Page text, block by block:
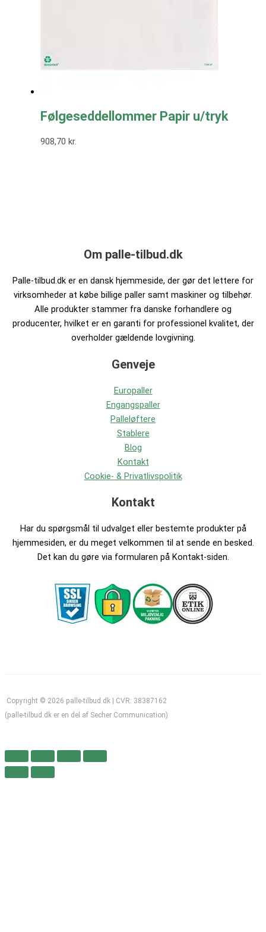
Følgeseddellommer Papir u/tryk
908,70 kr.
Om palle-tilbud.dk
Palle-tilbud.dk er en dansk hjemmeside, der gør det lettere for
virksomheder at købe billige paller samt maskiner og tilbehør.
Alle produkter stammer fra danske forhandlere og
producenter, hvilket er en garanti for professionel kvalitet, der
overholder gældende lovgivning.
Genveje
Europaller
Engangspaller
Palleløftere
Stablere
Blog
Kontakt
Cookie- & Privatlivspolitik
Kontakt
Har du spørgsmål til udvalget eller bestemte produkter på
hjemmesiden, er du meget velkommen til at sende en besked.
Det kan du gøre via formularen på Kontakt-siden.
Copyright © 2026 palle-tilbud.dk | CVR: 38387162
(palle-tilbud.dk er en del af Secher Communication)